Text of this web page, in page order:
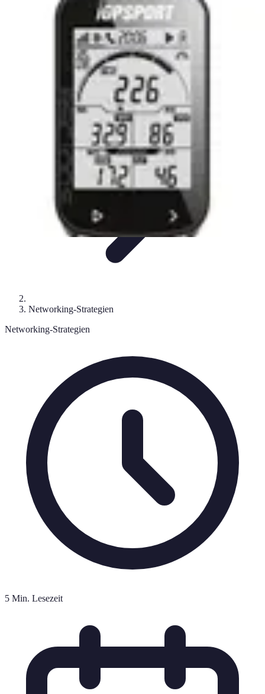
Vernetzt Bleiben
Networking-StrategienKarriere und
StrategienTipps und Strategien
Vernetzt Bleiben
Networking-Strategien
Networking-Strategien
5 Min. Lesezeit